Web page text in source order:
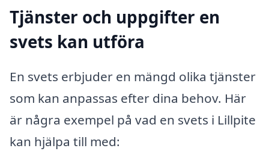
Tjänster och uppgifter en
svets kan utföra
En svets erbjuder en mängd olika tjänster
som kan anpassas efter dina behov. Här
är några exempel på vad en svets i Lillpite
kan hjälpa till med: